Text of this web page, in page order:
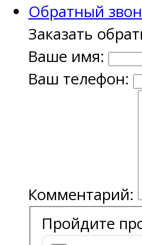
Обратный
Заказать
Ваше имя:
Ваш телефон:
Комментарий:
Пройдите